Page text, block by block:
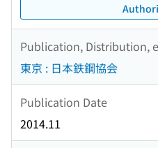
Publication, Distribution,
東京 : 日本鉄鋼協会
Publication Date
2014.11